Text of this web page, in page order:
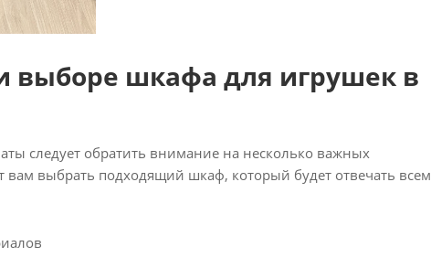
выборе шкафа для игрушек в
следует обратить внимание на несколько важных
вам выбрать подходящий шкаф, который будет отвечать всем